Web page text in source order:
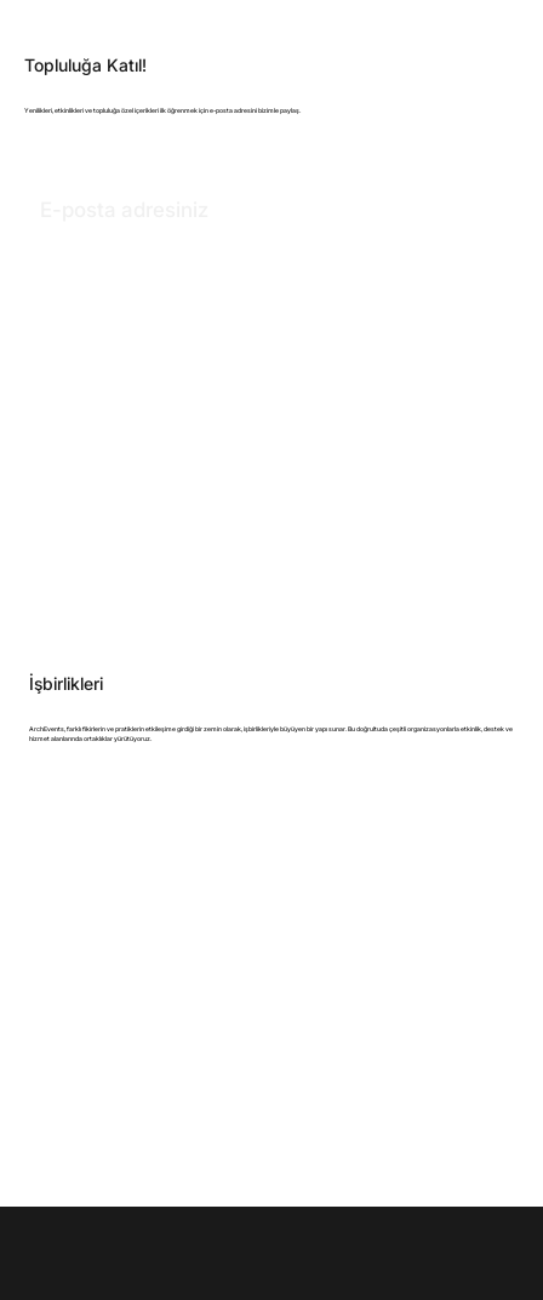
İşbirlikleri
ArchEvents, farklı fikirlerin ve pratiklerin etkileşime girdiği bir zemin olarak, işbirlikleriyle büyüyen bir yapı sunar. Bu doğrultuda çeşitli organizasyonlarla etkinlik, destek ve
hizmet alanlarında ortaklıklar yürütüyoruz.
Topluluğa Katıl!
Yenilikleri, etkinlikleri ve topluluğa özel içerikleri ilk öğrenmek için e-posta adresini bizimle paylaş.